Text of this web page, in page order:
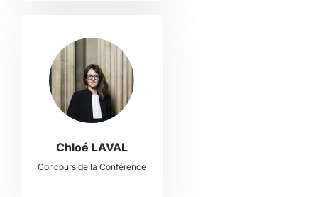
Chloé LAVAL
Concours de la Conférence